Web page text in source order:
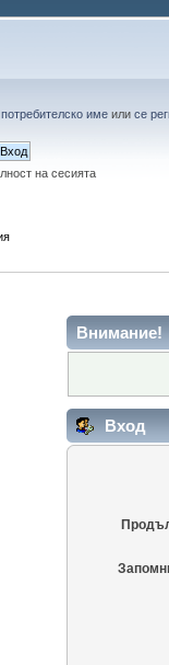
име илисе
на сесията
Внимание!
Вход